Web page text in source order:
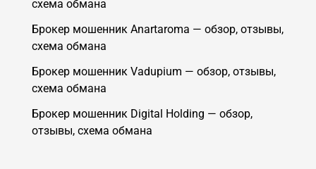
схема обмана
Брокер мошенник Anartaroma — обзор, отзывы,
схема обмана
Брокер мошенник Vadupium — обзор, отзывы,
схема обмана
Брокер мошенник Digital Holding — обзор,
отзывы, схема обмана